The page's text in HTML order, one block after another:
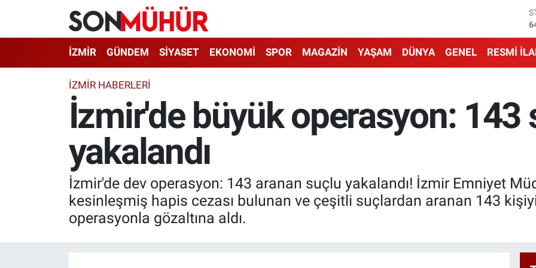
İZMİR GÜNDEM SİYASET EKONOMİ SPOR MAGAZİN YAŞAM DÜNYA GENEL RESMİ
İZMIR HABERLERI
İzmir'de büyük operasyon: 143
yakalandı
İzmir'de dev operasyon: 143 aranan suçlu yakalandı! İzmir Emniyet
kesinleşmiş hapis cezası bulunan ve çeşitli suçlardan aranan 143
operasyonla gözaltına aldı.
İzmir Nöbetçi Eczaneler
İzmir Hava Durumu
İzmir Namaz Vakitleri
İzmir Trafik Yoğunluk Haritası
Süper Lig Puan Durumu ve Fikstür
Tüm Manşetler
Son Dakika Haberleri